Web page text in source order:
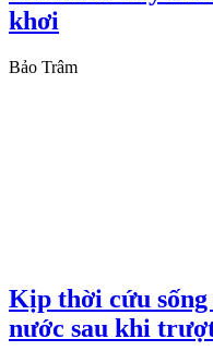
khơi
Bảo Trâm
Kịp thời cứu
nước sau khi